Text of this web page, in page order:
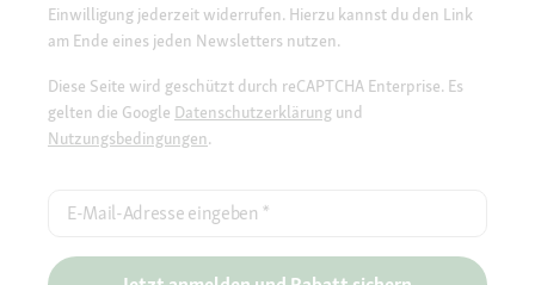
Einwilligung jederzeit widerrufen. Hierzu kannst du den Link
am Ende eines jeden Newsletters nutzen.
Diese Seite wird geschützt durch reCAPTCHA Enterprise. Es
gelten die Google Datenschutzerklärung und
Nutzungsbedingungen.
E-Mail-Adresse eingeben *